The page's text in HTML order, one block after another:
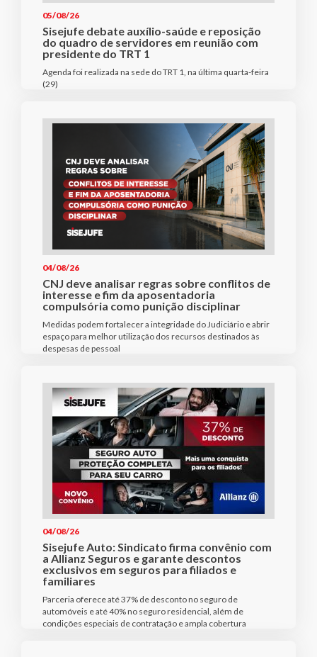
05/08/26
Sisejufe debate auxílio-saúde e reposição
do quadro de servidores em reunião com
presidente do TRT 1
Agenda foi realizada na sede do TRT 1, na última quarta-feira
(29)
04/08/26
CNJ deve analisar regras sobre conflitos de
interesse e fim da aposentadoria
compulsória como punição disciplinar
Medidas podem fortalecer a integridade do Judiciário e abrir
espaço para melhor utilização dos recursos destinados às
despesas de pessoal
04/08/26
Sisejufe Auto: Sindicato firma convênio com
a Allianz Seguros e garante descontos
exclusivos em seguros para filiados e
familiares
Parceria oferece até 37% de desconto no seguro de
automóveis e até 40% no seguro residencial, além de
condições especiais de contratação e ampla cobertura